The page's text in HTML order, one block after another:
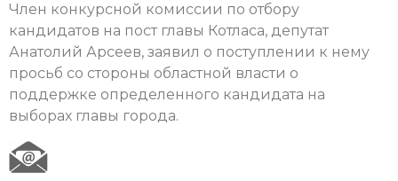
Член конкурсной комиссии по отбору
кандидатов на пост главы Котласа, депутат
Анатолий Арсеев, заявил о поступлении к нему
просьб со стороны областной власти о
поддержке определенного кандидата на
выборах главы города.